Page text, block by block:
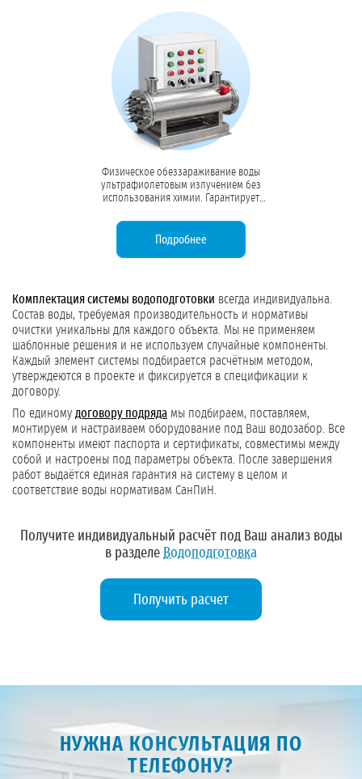
Физическое обеззараживание воды
ультрафиолетовым излучением без
использования химии. Гарантирует
образование токсичных побочных
продуктов дезинфекции.
Подробнее
Комплектация системы водоподготовки всегда индивидуальна.
Состав воды, требуемая производительность и нормативы
очистки уникальны для каждого объекта. Мы не применяем
шаблонные решения и не используем случайные компоненты.
Каждый элемент системы подбирается расчётным методом,
утверждеются в проекте и фиксируется в спецификации к
договору.
По единому договору подряда мы подбираем, поставляем,
монтируем и настраиваем оборудование под Ваш водозабор. Все
компоненты имеют паспорта и сертификаты, совместимы между
собой и настроены под параметры объекта. После завершения
работ выдаётся единая гарантия на систему в целом и
соответствие воды нормативам СанПиН.
Получите индивидуальный расчёт под Ваш анализ воды
в разделе Водоподготовка
Получить расчет
НУЖНА КОНСУЛЬТАЦИЯ ПО
ТЕЛЕФОНУ?